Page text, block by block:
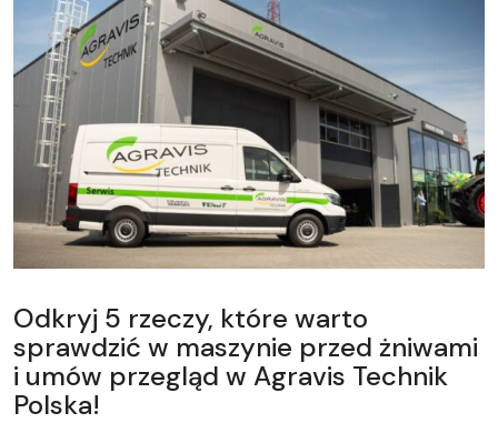
Odkryj 5 rzeczy, które warto
sprawdzić w maszynie przed żniwami
i umów przegląd w Agravis Technik
Polska!